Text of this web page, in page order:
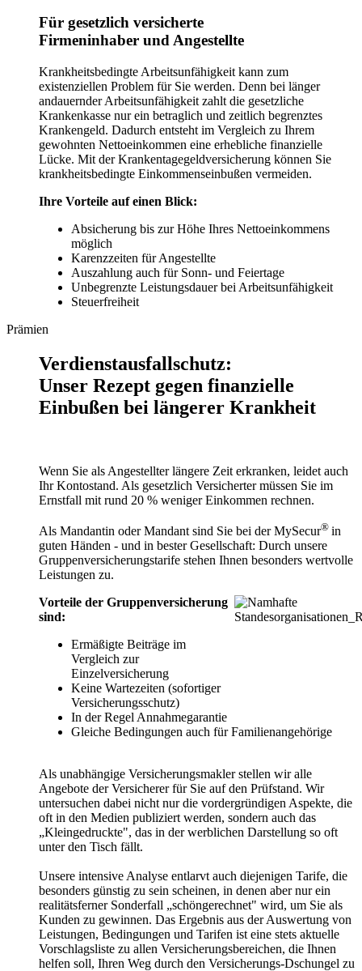
Für gesetzlich versicherte
Firmeninhaber und Angestellte
Krankheitsbedingte Arbeitsunfähigkeit kann zum
existenziellen Problem für Sie werden. Denn bei länger
andauernder Arbeitsunfähigkeit zahlt die gesetzliche
Krankenkasse nur ein betraglich und zeitlich begrenztes
Krankengeld. Dadurch entsteht im Vergleich zu Ihrem
gewohnten Nettoeinkommen eine erhebliche finanzielle
Lücke. Mit der Krankentagegeldversicherung können Sie
krankheitsbedingte Einkommenseinbußen vermeiden.
Ihre Vorteile auf einen Blick:
Absicherung bis zur Höhe Ihres Nettoeinkommens
möglich
Karenzzeiten für Angestellte
Auszahlung auch für Sonn- und Feiertage
Unbegrenzte Leistungsdauer bei Arbeitsunfähigkeit
Steuerfreiheit
Prämien
Verdienstausfallschutz:
Unser Rezept gegen finanzielle
Einbußen bei längerer Krankheit
Wenn Sie als Angestellter längere Zeit erkranken, leidet auch
Ihr Kontostand. Als gesetzlich Versicherter müssen Sie im
Ernstfall mit rund 20 % weniger Einkommen rechnen.
Als Mandantin oder Mandant sind Sie bei der MySecur® in
guten Händen - und in bester Gesellschaft: Durch unsere
Gruppenversicherungstarife stehen Ihnen besonders wertvolle
Leistungen zu.
Vorteile der Gruppenversicherung
sind:
Ermäßigte Beiträge im
Vergleich zur
Einzelversicherung
Keine Wartezeiten (sofortiger
Versicherungsschutz)
In der Regel Annahmegarantie
Gleiche Bedingungen auch für Familienangehörige
Als unabhängige Versicherungsmakler stellen wir alle
Angebote der Versicherer für Sie auf den Prüfstand. Wir
untersuchen dabei nicht nur die vordergründigen Aspekte, die
oft in den Medien publiziert werden, sondern auch das
„Kleingedruckte", das in der werblichen Darstellung so oft
unter den Tisch fällt.
Unsere intensive Analyse entlarvt auch diejenigen Tarife, die
besonders günstig zu sein scheinen, in denen aber nur ein
realitätsferner Sonderfall „schöngerechnet" wird, um Sie als
Kunden zu gewinnen. Das Ergebnis aus der Auswertung von
Leistungen, Bedingungen und Tarifen ist eine stets aktuelle
Vorschlagsliste zu allen Versicherungsbereichen, die Ihnen
helfen soll, Ihren Weg durch den Versicherungs-Dschungel zu